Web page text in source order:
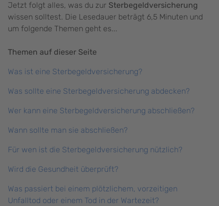
Jetzt folgt alles, was du zur Sterbegeldversicherung
wissen solltest. Die Lesedauer beträgt 6,5 Minuten und
um folgende Themen geht es...
Themen auf dieser Seite
Was ist eine Sterbegeldversicherung?
Was sollte eine Sterbegeldversicherung abdecken?
Wer kann eine Sterbegeldversicherung abschließen?
Wann sollte man sie abschließen?
Für wen ist die Sterbegeldversicherung nützlich?
Wird die Gesundheit überprüft?
Was passiert bei einem plötzlichem, vorzeitigen
Unfalltod oder einem Tod in der Wartezeit?